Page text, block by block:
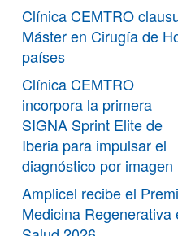
Clínica CEMTRO
Máster en Cirugía de
países
Clínica CEMTRO
incorpora la primera
SIGNA Sprint Elite de
Iberia para impulsar el
diagnóstico por imagen
Amplicel recibe el
Medicina Regenerativa